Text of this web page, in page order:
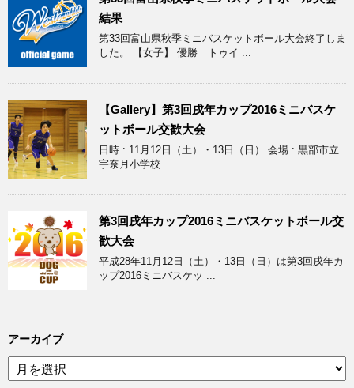
結果
第33回富山県秋季ミニバスケットボール大会終了しま
した。 【女子】 優勝 トゥイ ...
【Gallery】第3回戌年カップ2016ミニバスケ
ットボール交歓大会
日時 : 11月12日（土）・13日（日） 会場 : 黒部市立
宇奈月小学校
第3回戌年カップ2016ミニバスケットボール交
歓大会
平成28年11月12日（土）・13日（日）は第3回戌年カ
ップ2016ミニバスケッ ...
アーカイブ
ア
ー